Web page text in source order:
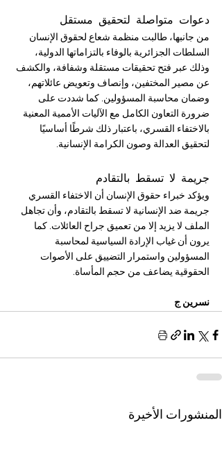
دعوات متواصلة لتحقيق مستقل
من جانبها، طالبت منظمة شعاع لحقوق الإنسان
السلطات الجزائرية بالوفاء بالتزاماتها الدولية،
وذلك عبر فتح تحقيقات مستقلة وشفافة، والكشف
عن مصير المختفين، وإنصاف وتعويض عائلاتهم،
وضمان محاسبة المسؤولين. كما شددت على
ضرورة التعاون الكامل مع الآليات الأممية المعنية
بالاختفاء القسري، باعتبار ذلك شرطًا أساسيًا
لتحقيق العدالة وصون الكرامة الإنسانية.
جريمة لا تسقط بالتقادم
ويؤكد خبراء حقوق الإنسان أن الاختفاء القسري
جريمة ضد الإنسانية لا تسقط بالتقادم، وأن تجاهل
الملف لا يزيد إلا من تعميق جراح العائلات. كما
يرون أن غياب الإرادة السياسية لمحاسبة
المسؤولين واستمرار التضييق على الأصوات
الحقوقية يضاعف من حجم المأساة.
نسرين ج
المنشورات الأخيرة